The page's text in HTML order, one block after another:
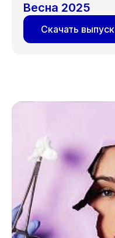
Весна 2025
Скачать выпуск